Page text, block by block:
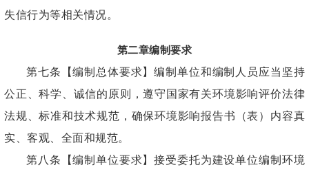
失信行为等相关情况。
第二章编制要求
第七条【编制总体要求】编制单位和编制人员应当坚持
公正、科学、诚信的原则，遵守国家有关环境影响评价法律
法规、标准和技术规范，确保环境影响报告书（表）内容真
实、客观、全面和规范。
第八条【编制单位要求】接受委托为建设单位编制环境